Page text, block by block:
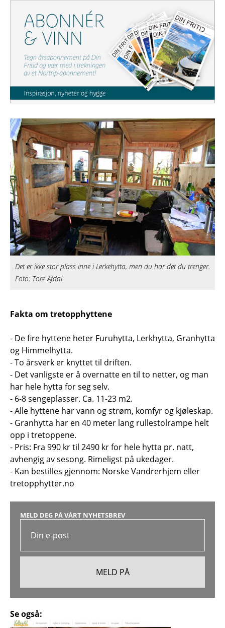
Det er ikke stor plass inne i Lerkehytta, men du har det du trenger.
Foto: Tore Afdal
Fakta om tretopphyttene
- De fire hyttene heter Furuhytta, Lerkhytta, Granhytta
og Himmelhytta.
- To årsverk er knyttet til driften.
- Det vanligste er å overnatte en til to netter, og man
har hele hytta for seg selv.
- 6-8 sengeplasser. Ca. 11-23 m2.
- Alle hyttene har vann og strøm, komfyr og kjøleskap.
- Granhytta har en 40 meter lang rullestolrampe helt
opp i tretoppene.
- Pris: Fra 990 kr til 2490 kr for hele hytta pr. natt,
avhengig av sesong. Rimeligst på ukedager.
- Kan bestilles gjennom: Norske Vandrerhjem eller
tretopphytter.no
MELD DEG PÅ VÅRT NYHETSBREV
Se også: